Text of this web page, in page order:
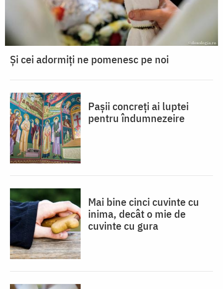
Și cei adormiți ne pomenesc pe noi
Pașii concreți ai luptei
pentru îndumnezeire
Mai bine cinci cuvinte cu
inima, decât o mie de
cuvinte cu gura